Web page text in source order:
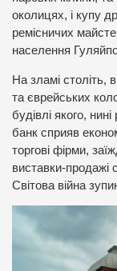
околицях, і купу
ремісничих
населення
На зламі століть,
та єврейських
будівлі якого,
банк сприяв
торгові фірми,
виставки-продажі
Світова війна